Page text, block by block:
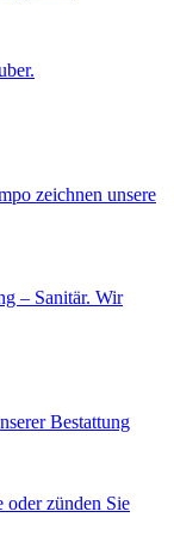
zeichnen unsere
– Sanitär. Wir
Bestattung
oder zünden Sie